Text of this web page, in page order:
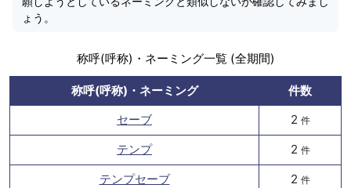
ょう。
称呼(呼称)・ネーミング一覧 (全期間)
称呼(呼称)・ネーミング
件数
セーブ
2 件
テンプ 2 件
テンプセーブ 2 件